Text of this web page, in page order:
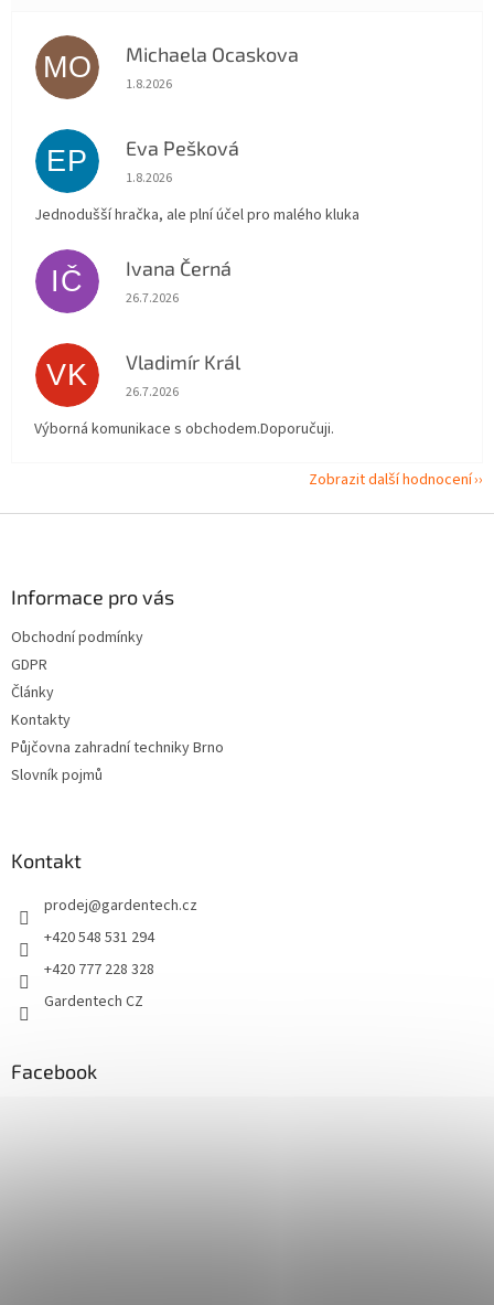
MO Michaela Ocaskova
Hodnocení obchodu je 5 z 5 hvězdiček.
1.8.2026
EP Eva Pešková
Hodnocení obchodu je 5 z 5 hvězdiček.
1.8.2026
Jednodušší hračka, ale plní účel pro malého kluka
IČ Ivana Černá
Hodnocení obchodu je 5 z 5 hvězdiček.
26.7.2026
VK Vladimír Král
Hodnocení obchodu je 5 z 5 hvězdiček.
26.7.2026
Výborná komunikace s obchodem.Doporučuji.
Zobrazit další hodnocení
Informace pro vás
Obchodní podmínky
GDPR
Články
Kontakty
Půjčovna zahradní techniky Brno
Slovník pojmů
Kontakt
prodej@gardentech.cz
+420 548 531 294
+420 777 228 328
Gardentech CZ
Facebook